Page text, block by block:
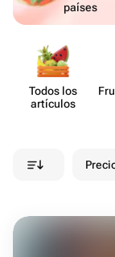
países
Todos los
artículos